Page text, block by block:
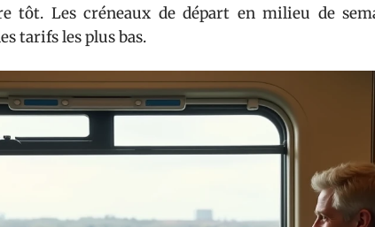
tôt. Les créneaux de départ en milieu de
tarifs les plus bas.